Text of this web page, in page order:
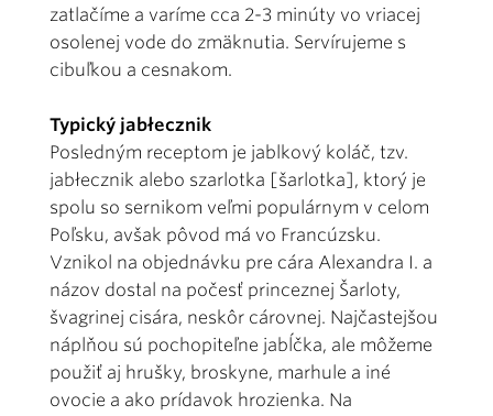
zatlačíme a varíme cca 2-3 minúty vo vriacej
osolenej vode do zmäknutia. Servírujeme s
cibuľkou a cesnakom.
Typický jabłecznik
Posledným receptom je jablkový koláč, tzv.
jabłecznik alebo szarlotka [šarlotka], ktorý je
spolu so sernikom veľmi populárnym v celom
Poľsku, avšak pôvod má vo Francúzsku.
Vznikol na objednávku pre cára Alexandra I. a
názov dostal na počesť princeznej Šarloty,
švagrinej cisára, neskôr cárovnej. Najčastejšou
náplňou sú pochopiteľne jabĺčka, ale môžeme
použiť aj hrušky, broskyne, marhule a iné
ovocie a ako prídavok hrozienka. Na